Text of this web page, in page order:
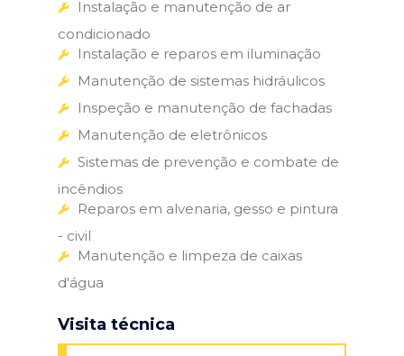
Instalação e manutenção de ar
condicionado
Instalação e reparos em iluminação
Manutenção de sistemas hidráulicos
Inspeção e manutenção de fachadas
Manutenção de eletrônicos
Sistemas de prevenção e combate de
incêndios
Reparos em alvenaria, gesso e pintura
- civil
Manutenção e limpeza de caixas
d'água
Visita técnica